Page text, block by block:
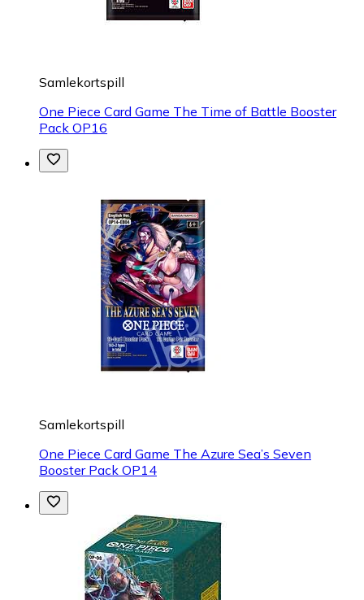
Samlekortspill
One Piece Card Game The Time of Battle Booster
Pack OP16
Samlekortspill
One Piece Card Game The Azure Sea’s Seven
Booster Pack OP14